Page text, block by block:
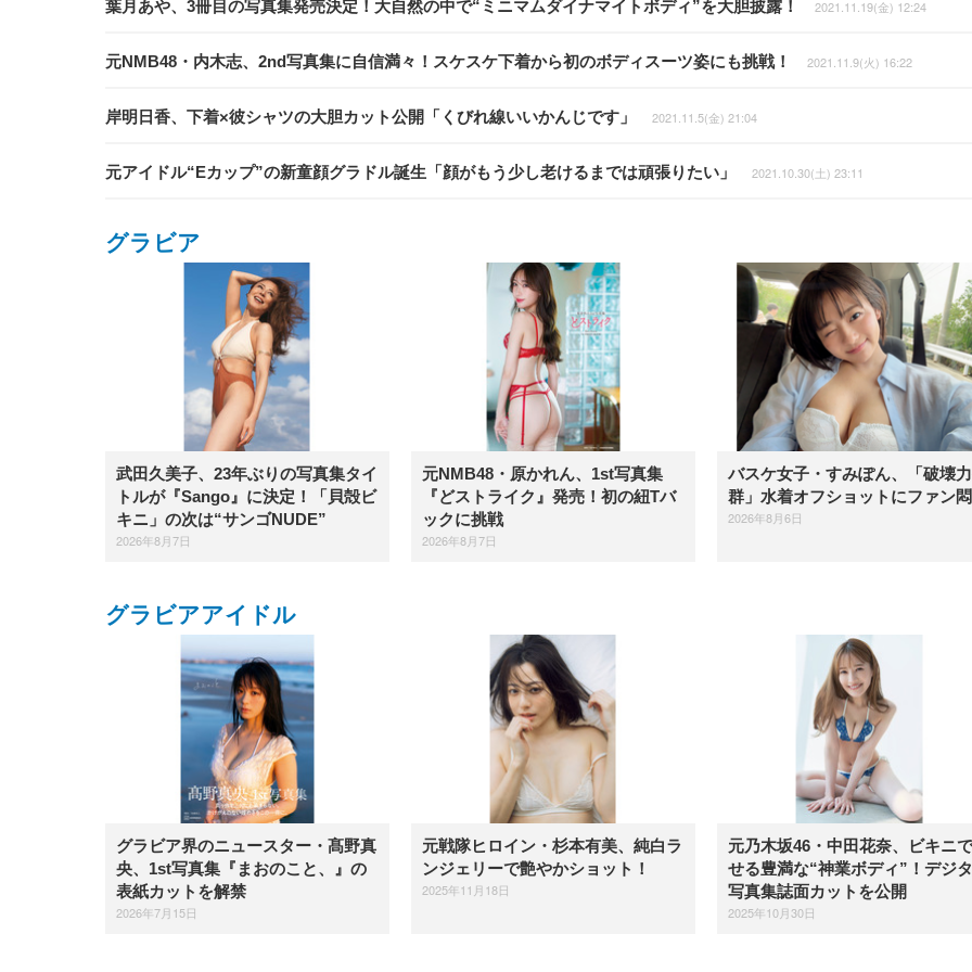
葉月あや、3冊目の写真集発売決定！大自然の中で“ミニマムダイナマイトボディ”を大胆披露！ 2021.11.19(金) 12:24
元NMB48・内木志、2nd写真集に自信満々！スケスケ下着から初のボディスーツ姿にも挑戦！ 2021.11.9(火) 16:22
岸明日香、下着×彼シャツの大胆カット公開「くびれ線いいかんじです」 2021.11.5(金) 21:04
元アイドル“Eカップ”の新童顔グラドル誕生「顔がもう少し老けるまでは頑張りたい」 2021.10.30(土) 23:11
グラビア
武田久美子、23年ぶりの写真集タイ
トルが『Sango』に決定！「貝殻ビ
キニ」の次は“サンゴNUDE”
2026年8月7日
元NMB48・原かれん、1st写真集
『どストライク』発売！初の紐Tバ
ックに挑戦
2026年8月7日
バスケ女子・すみぽん、「破壊
群」水着オフショットにファン
2026年8月6日
グラビアアイドル
グラビア界のニュースター・髙野真
央、1st写真集『まおのこと、』の
表紙カットを解禁
2026年7月15日
元戦隊ヒロイン・杉本有美、純白ラ
ンジェリーで艶やかショット！
2025年11月18日
元乃木坂46・中田花奈、ビキニ
せる豊満な“神業ボディ”！デジ
写真集誌面カットを公開
2025年10月30日